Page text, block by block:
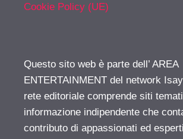
Cookie Policy (UE)
Questo sito web è parte dell’ AREA
ENTERTAINMENT del network
rete editoriale comprende siti
informazione indipendente che
contributo di appassionati ed